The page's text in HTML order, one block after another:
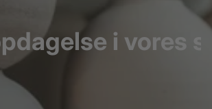
i vores